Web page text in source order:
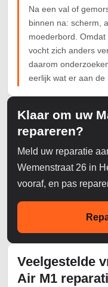
Na een val of
binnen na: scherm,
moederbord.
vocht zich anders
daarom
eerlijk wat er aan de
Klaar om uw
repareren?
Meld uw reparatie
Wemenstraat 26 in
vooraf, en pas
Veelgestelde
Air M1